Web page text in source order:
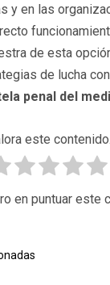
y en las
de esta
de lucha
penal del
este contenido.
en puntuar este